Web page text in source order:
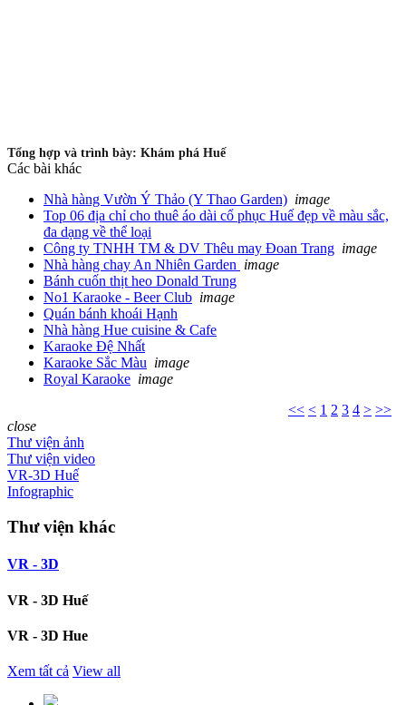
Tổng hợp và trình bày: Khám phá Huế
Các bài khác
Nhà hàng Vườn Ý Thảo (Y Thao Garden) image
Top 06 địa chỉ cho thuê áo dài cổ phục Huế đẹp về màu sắc,
đa dạng về thể loại
Công ty TNHH TM & DV Thêu may Đoan Trang image
Nhà hàng chay An Nhiên Garden image
Bánh cuốn thịt heo Donald Trung
No1 Karaoke - Beer Club image
Quán bánh khoái Hạnh
Nhà hàng Hue cuisine & Cafe
Karaoke Đệ Nhất
Karaoke Sắc Màu image
Royal Karaoke image
<< < 1 2 3 4 > >>
close
Thư viện ảnh
Thư viện video
VR-3D Huế
Infographic
Thư viện khác
VR - 3D
VR - 3D Huế
VR - 3D Hue
Xem tất cả View all